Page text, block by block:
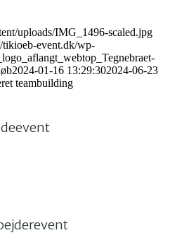
uploads/IMG_1496-scaled.jpg
tikioeb-event.dk/wp-
2024-01-16 13:29:302024-06-23
teambuilding